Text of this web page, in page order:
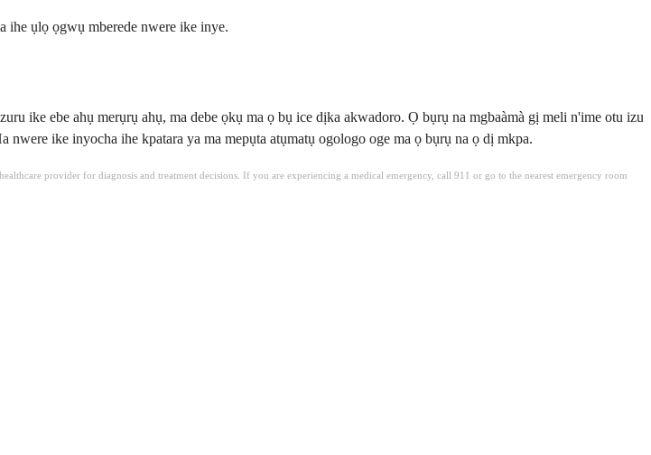
ihe ụlọ ọgwụ mberede nwere ike inye.
ike ebe ahụ merụrụ ahụ, ma debe ọkụ ma ọ bụ ice dịka akwadoro. Ọ bụrụ na mgbaàmà gị meli n'ime otu izu
ike inyocha ihe kpatara ya ma mepụta atụmatụ ogologo oge ma ọ bụrụ na ọ dị mkpa.
provider for diagnosis and treatment decisions. If you are experiencing a medical emergency, call 911 or go to the nearest emergency room